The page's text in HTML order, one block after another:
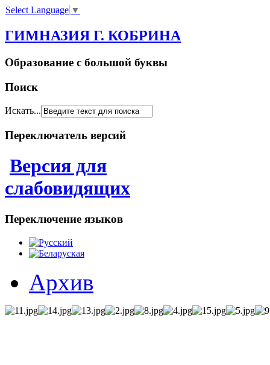
Select Language ▼
ГИМНАЗИЯ Г. КОБРИНА
Образование с большой буквы
Поиск
Искать...
Переключатель версий
Версия для
слабовидящих
Переключение языков
Архив